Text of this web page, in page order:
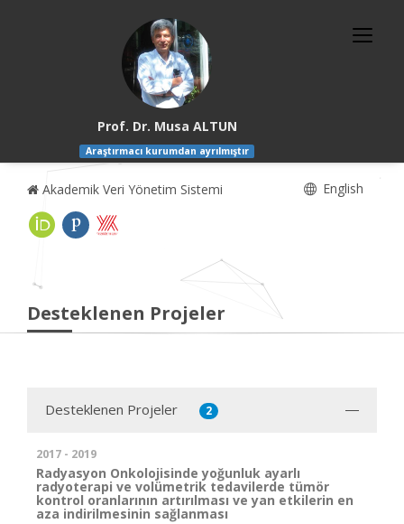
Prof. Dr. Musa ALTUN
Araştırmacı kurumdan ayrılmıştır
Akademik Veri Yönetim Sistemi English
Desteklenen Projeler
Desteklenen Projeler 2
2017 - 2019
Radyasyon Onkolojisinde yoğunluk ayarlı
radyoterapi ve volümetrik tedavilerde tümör
kontrol oranlarının artırılması ve yan etkilerin en
aza indirilmesinin sağlanması